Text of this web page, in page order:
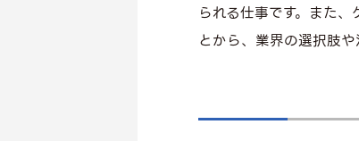
られる仕事です。また
とから、業界の選択肢や